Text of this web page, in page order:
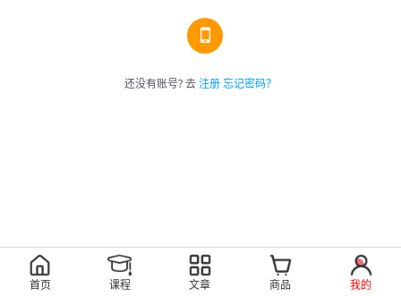
还没有账号? 去注册忘记密码？
首页 课程 文章 商品 我的